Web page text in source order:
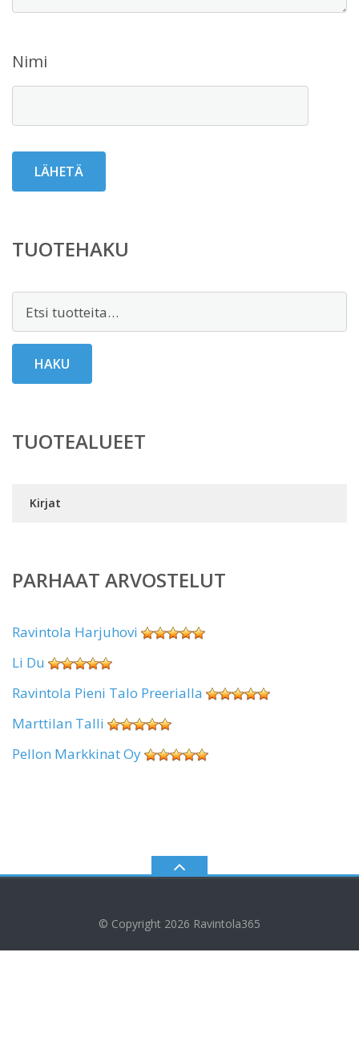
Nimi
TUOTEHAKU
HAKU
TUOTEALUEET
Kirjat
PARHAAT ARVOSTELUT
Ravintola Harjuhovi
Li Du
Ravintola Pieni Talo Preerialla
Marttilan Talli
Pellon Markkinat Oy
© Copyright 2026 Ravintola365